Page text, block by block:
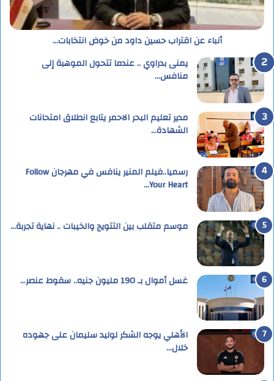
أنباء عن اقتراب حسين داود من خوض انتخابات…
يمنى بدراوي .. عندما تتحول الموهبة إلى
منافس…
مدير تعليم البحر الاحمر يتابع انطلاق امتحانات
الشهادة…
رسميا..فيلم المنير ينافس في مهرجان Follow
Your Heart…
موسم متقلب بين التتويج والخيبات .. نهاية تجربة…
غسل أموال بـ 190 مليون جنيه.. سقوط عنصر…
الأهلي يوجه الشكر لوليد سليمان على جهوده
خلال…